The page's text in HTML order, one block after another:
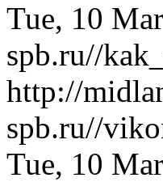
Tue, 10
spb.ru//
http://
spb.ru//
Tue, 10